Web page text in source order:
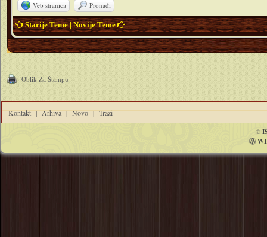
Veb stranica Pronađi
Starije Teme|Novije Teme
Oblik Za Štampu
Kontakt | Arhiva | Novo | Traži
©